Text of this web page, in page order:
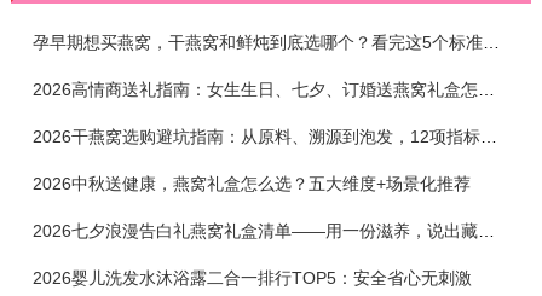
孕早期想买燕窝，干燕窝和鲜炖到底选哪个？看完这5个标准再下单
2026干燕窝选购避坑指南：从原料、溯源到泡发，12项指标判断靠谱燕窝
2026中秋送健康，燕窝礼盒怎么选？五大维度+场景化推荐
2026七夕浪漫告白礼燕窝礼盒清单——用一份滋养，说出藏在心底的爱
2026婴儿洗发水沐浴露二合一排行TOP5：安全省心无刺激